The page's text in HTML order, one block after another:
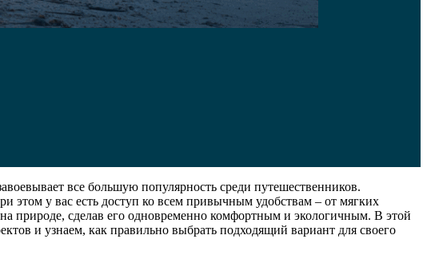
все большую популярность среди путешественников.
этом у вас есть доступ ко всем привычным удобствам – от мягких
природе, сделав его одновременно комфортным и экологичным. В этой
и узнаем, как правильно выбрать подходящий вариант для своего